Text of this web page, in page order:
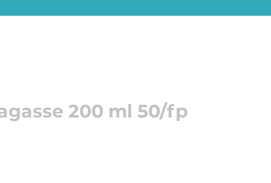
200 ml 50/fp